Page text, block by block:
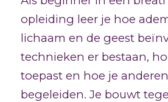
opleiding leer je hoe
lichaam en de geest
technieken er bestaan,
toepast en hoe je
begeleiden. Je bouwt